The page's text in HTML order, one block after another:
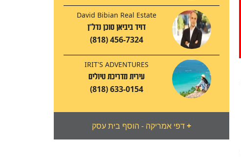
David Bibian Real Estate
דויד ביביאן סוכן נדל"ן
(818) 456-7324
IRIT'S ADVENTURES
עירית מדריכת טיולים
(818) 633-0154
דפי אמריקה - הוסף בית עסק+